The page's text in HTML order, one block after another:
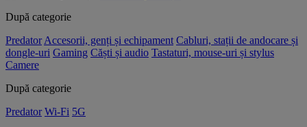
După categorie
Predator Accesorii, genți și echipament Cabluri, stații de andocare și
dongle-uri Gaming Căști și audio Tastaturi, mouse-uri și stylus
Camere
După categorie
Predator Wi-Fi 5G